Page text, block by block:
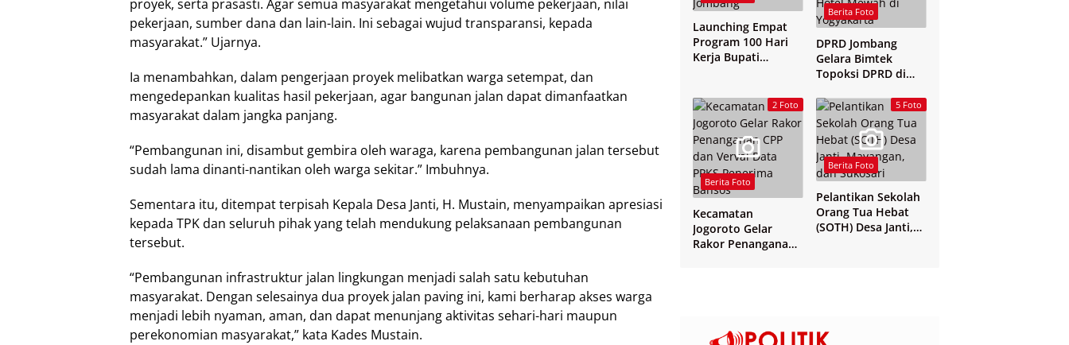
proyek, serta prasasti. Agar semua masyarakat mengetahui volume pekerjaan, nilai
pekerjaan, sumber dana dan lain-lain. Ini sebagai wujud transparansi, kepada
masyarakat.” Ujarnya.
Ia menambahkan, dalam pengerjaan proyek melibatkan warga setempat, dan
mengedepankan kualitas hasil pekerjaan, agar bangunan jalan dapat dimanfaatkan
masyarakat dalam jangka panjang.
“Pembangunan ini, disambut gembira oleh waraga, karena pembangunan jalan tersebut
sudah lama dinanti-nantikan oleh warga sekitar.” Imbuhnya.
Sementara itu, ditempat terpisah Kepala Desa Janti, H. Mustain, menyampaikan apresiasi
kepada TPK dan seluruh pihak yang telah mendukung pelaksanaan pembangunan
tersebut.
“Pembangunan infrastruktur jalan lingkungan menjadi salah satu kebutuhan
masyarakat. Dengan selesainya dua proyek jalan paving ini, kami berharap akses warga
menjadi lebih nyaman, aman, dan dapat menunjang aktivitas sehari-hari maupun
perekonomian masyarakat,” kata Kades Mustain.
Launching Empat
Program 100 Hari
Kerja Bupati
Berita Foto
DPRD Jombang
Gelara Bimtek
Topoksi DPRD di
Yogyakarta
2 Foto
Berita Foto
Kecamatan
Jogoroto Gelar
Rakor Penanganan
5 Foto
Berita Foto
Pelantikan Sekolah
Orang Tua Hebat
(SOTH) Desa Janti,